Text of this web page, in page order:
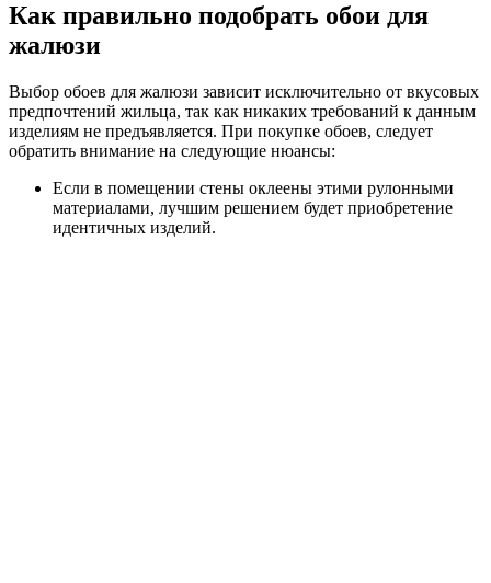
Как правильно подобрать обои для
жалюзи
Выбор обоев для жалюзи зависит исключительно от вкусовых
предпочтений жильца, так как никаких требований к данным
изделиям не предъявляется. При покупке обоев, следует
обратить внимание на следующие нюансы:
Если в помещении стены оклеены этими рулонными
материалами, лучшим решением будет приобретение
идентичных изделий.